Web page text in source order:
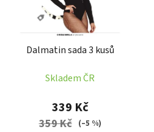
Dalmatin sada 3 kusů
Skladem ČR
339 Kč
359 Kč (–5 %)